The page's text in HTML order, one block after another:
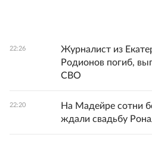
22:26
Журналист из
Родионов погиб,
СВО
22:20
На Мадейре сотни
ждали свадьбу